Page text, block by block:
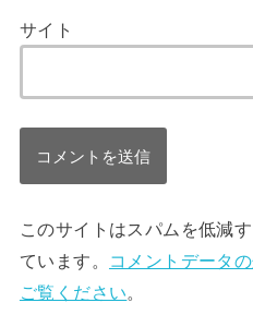
サイト
このサイトはスパムを低減
ています。 コメントデータ
ご覧ください。